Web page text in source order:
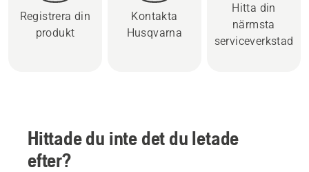
Registrera din
produkt
Kontakta
Husqvarna
Hitta din
närmsta
serviceverkstad
Hittade du inte det du letade
efter?